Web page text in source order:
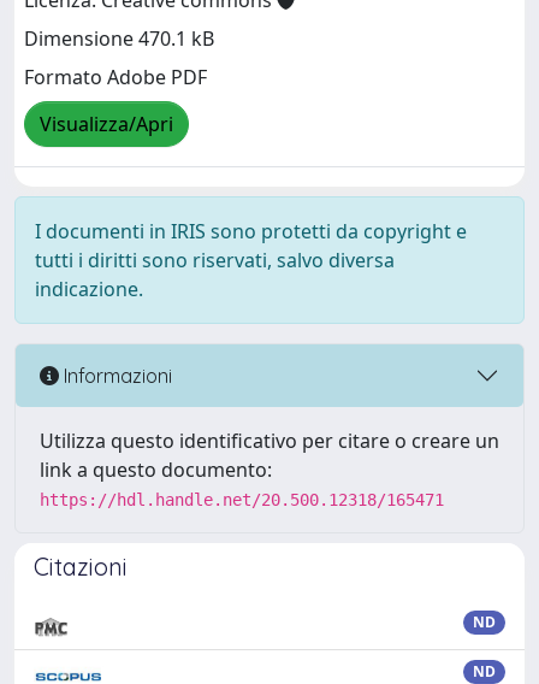
Dimensione 470.1 kB
Formato Adobe PDF
Visualizza/Apri
I documenti in IRIS sono protetti da copyright e
tutti i diritti sono riservati, salvo diversa
indicazione.
Informazioni
Utilizza questo identificativo per citare o creare un
link a questo documento:
https://hdl.handle.net/20.500.12318/165471
Citazioni
ND
ND